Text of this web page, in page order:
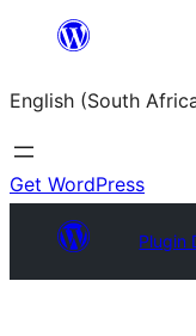
content
English (South
Get WordPress
Plugin